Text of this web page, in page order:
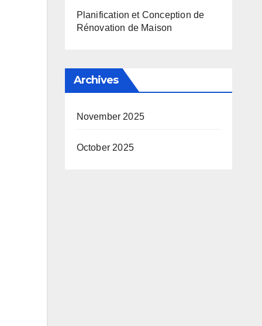
Planification et Conception de
Rénovation de Maison
Archives
November 2025
October 2025